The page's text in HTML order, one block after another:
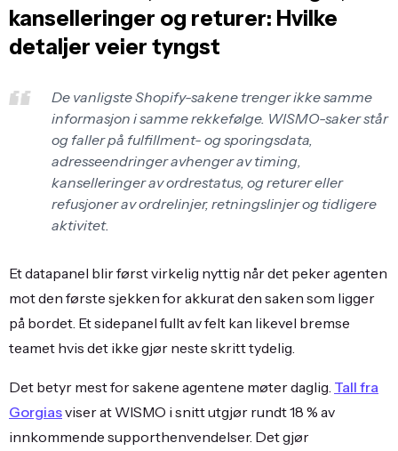
kanselleringer og returer: Hvilke
detaljer veier tyngst
De vanligste Shopify-sakene trenger ikke samme
informasjon i samme rekkefølge. WISMO-saker står
og faller på fulfillment- og sporingsdata,
adresseendringer avhenger av timing,
kanselleringer av ordrestatus, og returer eller
refusjoner av ordrelinjer, retningslinjer og tidligere
aktivitet.
Et datapanel blir først virkelig nyttig når det peker agenten
mot den første sjekken for akkurat den saken som ligger
på bordet. Et sidepanel fullt av felt kan likevel bremse
teamet hvis det ikke gjør neste skritt tydelig.
Det betyr mest for sakene agentene møter daglig. Tall fra
Gorgiasviser at WISMO i snitt utgjør rundt 18 % av
innkommende supporthenvendelser. Det gjør